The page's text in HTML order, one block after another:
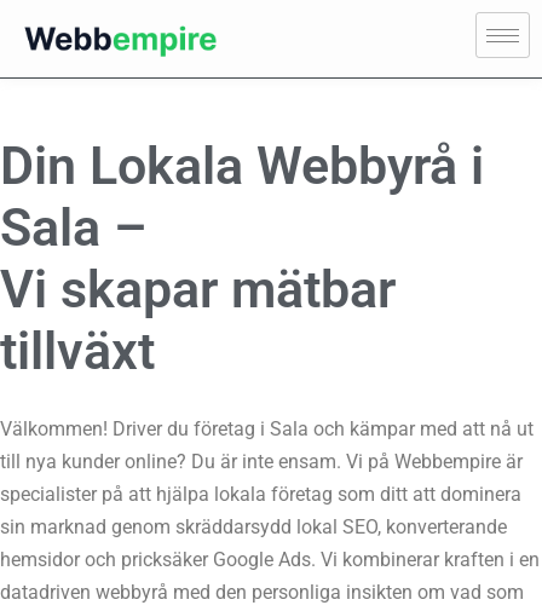
Din Lokala Webbyrå i
Sala –
Vi skapar mätbar
tillväxt
Välkommen! Driver du företag i Sala och kämpar med att nå ut
till nya kunder online? Du är inte ensam. Vi på Webbempire är
specialister på att hjälpa lokala företag som ditt att dominera
sin marknad genom skräddarsydd lokal SEO, konverterande
hemsidor och pricksäker Google Ads. Vi kombinerar kraften i en
datadriven webbyrå med den personliga insikten om vad som